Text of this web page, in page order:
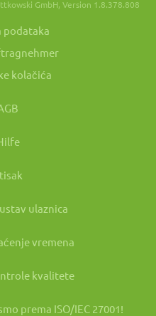
GmbH, Version 1.8.378.808
podataka
kolačića
ulaznica
vremena
kvalitete
prema ISO/IEC 27001!